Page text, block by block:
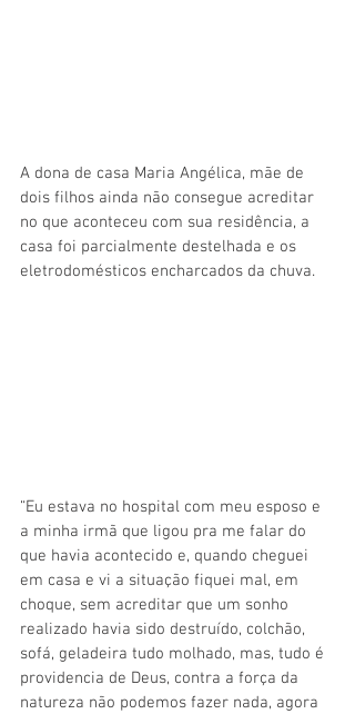
A dona de casa Maria Angélica, mãe de
dois filhos ainda não consegue acreditar
no que aconteceu com sua residência, a
casa foi parcialmente destelhada e os
eletrodomésticos encharcados da chuva.
“Eu estava no hospital com meu esposo e
a minha irmã que ligou pra me falar do
que havia acontecido e, quando cheguei
em casa e vi a situação fiquei mal, em
choque, sem acreditar que um sonho
realizado havia sido destruído, colchão,
sofá, geladeira tudo molhado, mas, tudo é
providencia de Deus, contra a força da
natureza não podemos fazer nada, agora